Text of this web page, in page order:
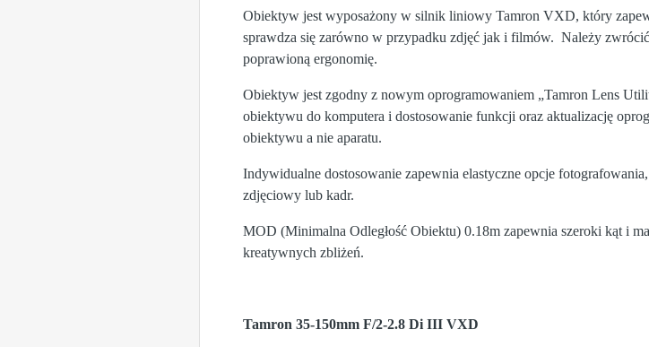
Obiektyw jest wyposażony w silnik liniowy Tamron VXD, który
sprawdza się zarówno w przypadku zdjęć jak i filmów. Należy
poprawioną ergonomię.
Obiektyw jest zgodny z nowym oprogramowaniem „Tamron Lens
obiektywu do komputera i dostosowanie funkcji oraz aktualizację
obiektywu a nie aparatu.
Indywidualne dostosowanie zapewnia elastyczne opcje
zdjęciowy lub kadr.
MOD (Minimalna Odległość Obiektu) 0.18m zapewnia szeroki kąt i
kreatywnych zbliżeń.
Tamron 35-150mm F/2-2.8 Di III VXD